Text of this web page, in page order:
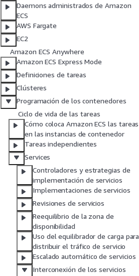
Daemons administrados de Amazon
ECS
AWS Fargate
EC2
Amazon ECS Anywhere
Amazon ECS Express Mode
Definiciones de tareas
Clústeres
Programación de los contenedores
Ciclo de vida de las tareas
Cómo coloca Amazon ECS las tareas
en las instancias de contenedor
Tareas independientes
Services
Controladores y estrategias de
implementación de servicios
Implementaciones de servicios
Revisiones de servicios
Reequilibrio de la zona de
disponibilidad
Uso del equilibrador de carga para
distribuir el tráfico de servicio
Escalado automático de servicios
Interconexión de los servicios